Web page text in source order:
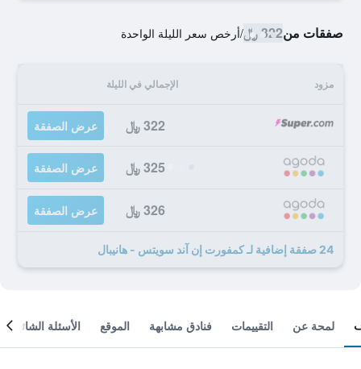
صفقات من322 ﷼ /أرخص سعر الليلة الواحدة
مزود الإجمالي في الليلة
322 ﷼ عرض الصفقة
325 ﷼ عرض الصفقة
326 ﷼ عرض الصفقة
24 صفقة إضافية لـ كمفورت إن آند سويتس - هانيبال
لمحة عن التقييمات فنادق مشابهة الموقع الأسئلة الشائعة